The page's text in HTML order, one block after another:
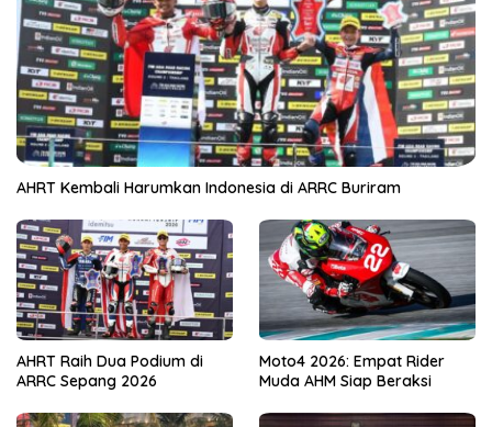
AHRT Kembali Harumkan Indonesia di ARRC Buriram
AHRT Raih Dua Podium di
ARRC Sepang 2026
Moto4 2026: Empat Rider
Muda AHM Siap Beraksi